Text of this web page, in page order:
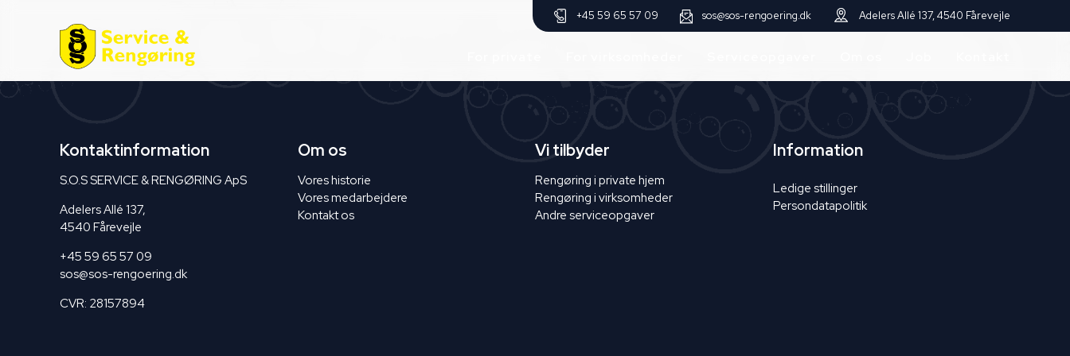
+45 59 65 57 09 sos@sos-rengoering.dk Adelers Allé 137, 4540 Fårevejle
Kontaktinformation
S.O.S SERVICE & RENGØRING ApS
Adelers Allé 137,
4540 Fårevejle
+45 59 65 57 09
sos@sos-rengoering.dk
CVR: 28157894
Om os
Vores historie
Vores medarbejdere
Kontakt os
Vi tilbyder
Rengøring i private hjem
Rengøring i virksomheder
Andre serviceopgaver
Information
Ledige stillinger
Persondatapolitik